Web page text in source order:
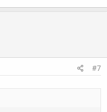
#7